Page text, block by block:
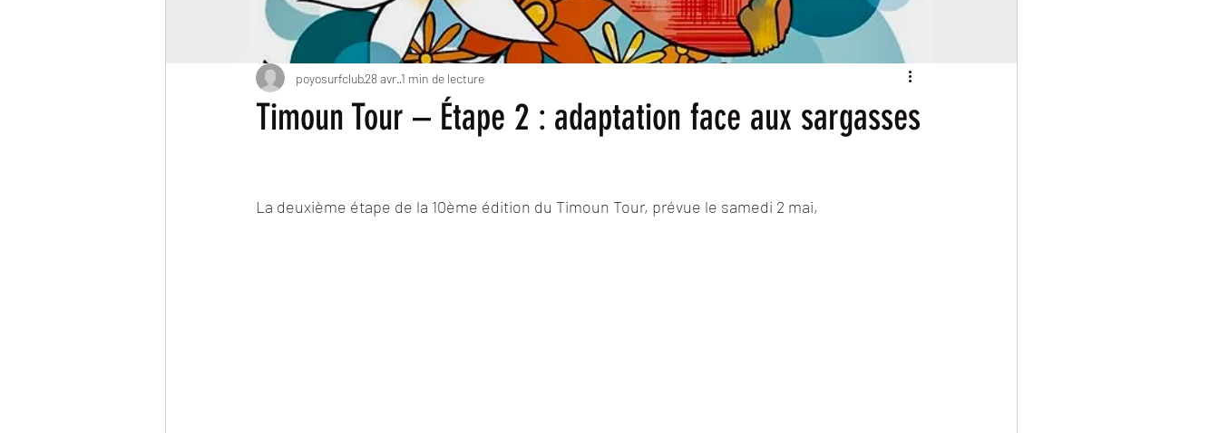
Timoun Tour – Étape 2 : adaptation face aux sargasses
poyosurfclub28 avr. 1 min de lecture
La deuxième étape de la 10ème édition du Timoun Tour, prévue le samedi 2 mai,